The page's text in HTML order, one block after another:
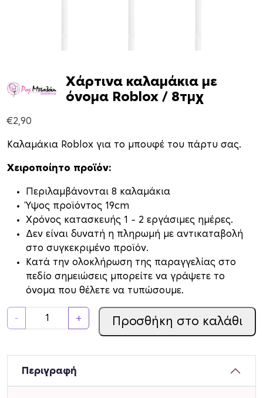
Χάρτινα καλαμάκια με
όνομα Roblox / 8τμχ
€2,90
Καλαμάκια Roblox για το μπουφέ του πάρτυ σας.
Χειροποίητο προϊόν:
Περιλαμβάνονται 8 καλαμάκια
Ύψος προϊόντος 19cm
Xρόνος κατασκευής 1 – 2 εργάσιμες ημέρες.
Δεν είναι δυνατή η πληρωμή με αντικαταβολή
στο συγκεκριμένο προϊόν.
Κατά την ολοκλήρωση της παραγγελίας στο
πεδίο σημειώσεις μπορείτε να γράψετε το
όνομα που θέλετε να τυπώσουμε.
-
ά
τ
ν
+ Προσθήκη στο καλάθι
Περιγραφή